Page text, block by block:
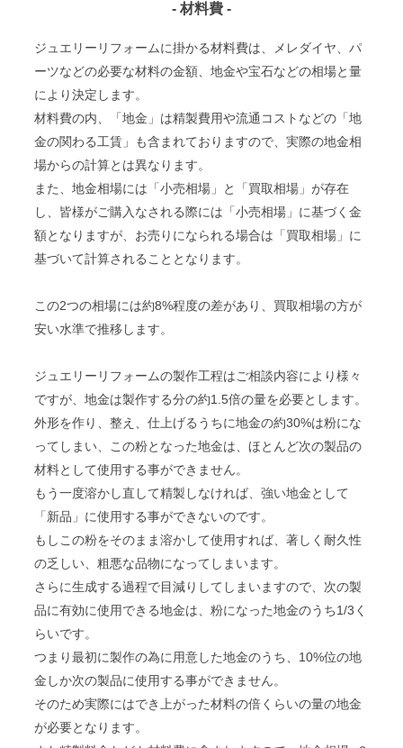
- 材料費 -
ジュエリーリフォームに掛かる材料費は、メレダイヤ、パ
ーツなどの必要な材料の金額、地金や宝石などの相場と量
により決定します。
材料費の内、「地金」は精製費用や流通コストなどの「地
金の関わる工賃」も含まれておりますので、実際の地金相
場からの計算とは異なります。
また、地金相場には「小売相場」と「買取相場」が存在
し、皆様がご購入なされる際には「小売相場」に基づく金
額となりますが、お売りになられる場合は「買取相場」に
基づいて計算されることとなります。
この2つの相場には約8%程度の差があり、買取相場の方が
安い水準で推移します。
ジュエリーリフォームの製作工程はご相談内容により様々
ですが、地金は製作する分の約1.5倍の量を必要とします。
外形を作り、整え、仕上げるうちに地金の約30%は粉にな
ってしまい、この粉となった地金は、ほとんど次の製品の
材料として使用する事ができません。
もう一度溶かし直して精製しなければ、強い地金として
「新品」に使用する事ができないのです。
もしこの粉をそのまま溶かして使用すれば、著しく耐久性
の乏しい、粗悪な品物になってしまいます。
さらに生成する過程で目減りしてしまいますので、次の製
品に有効に使用できる地金は、粉になった地金のうち1/3く
らいです。
つまり最初に製作の為に用意した地金のうち、10%位の地
金しか次の製品に使用する事ができません。
そのため実際にはでき上がった材料の倍くらいの量の地金
が必要となります。